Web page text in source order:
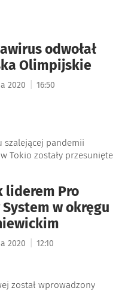
odwołał
Olimpijskie
2020 16:50
szalejącej pandemii
Tokio zostały przesunięte
liderem Pro
System w okręgu
2020 12:10
został wprowadzony